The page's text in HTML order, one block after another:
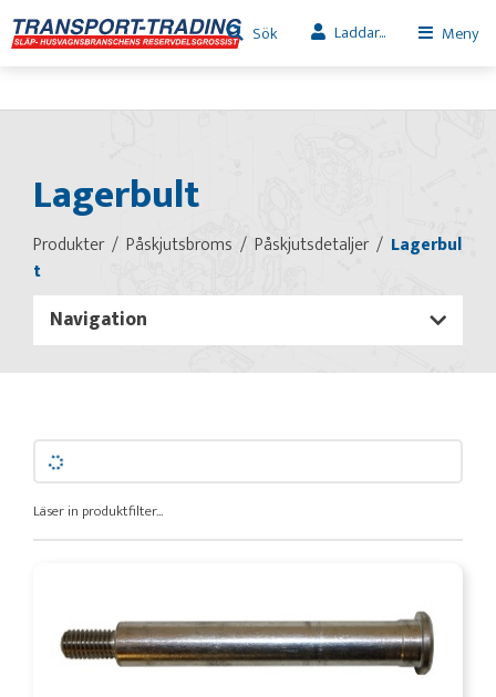
Sök Laddar... Meny
Lagerbult
Produkter Påskjutsbroms Påskjutsdetaljer
Lagerbul
t
Navigation
Läser in produktfilter...